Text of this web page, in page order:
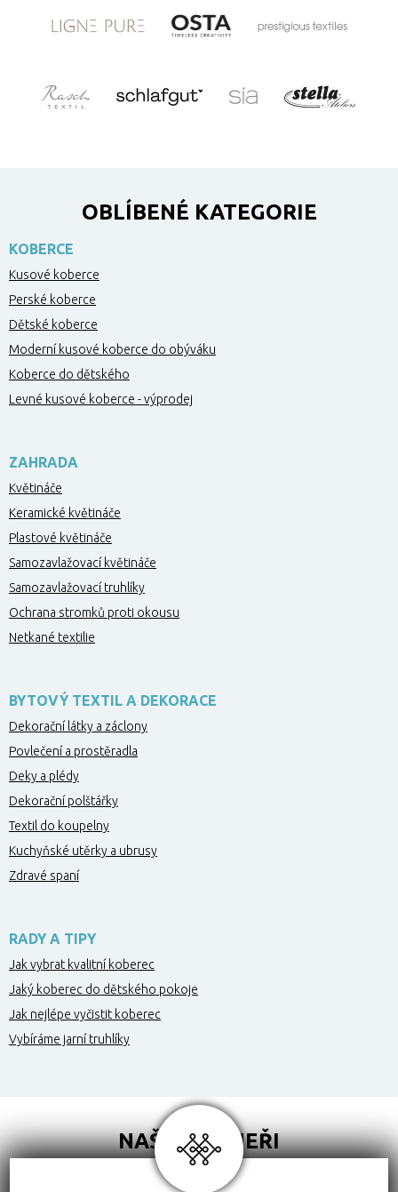
OBLÍBENÉ KATEGORIE
KOBERCE
Kusové koberce
Perské koberce
Dětské koberce
Moderní kusové koberce do obýváku
Koberce do dětského
Levné kusové koberce - výprodej
ZAHRADA
Květináče
Keramické květináče
Plastové květináče
Samozavlažovací květináče
Samozavlažovací truhlíky
Ochrana stromků proti okousu
Netkané textilie
BYTOVÝ TEXTIL A DEKORACE
Dekorační látky a záclony
Povlečení a prostěradla
Deky a plédy
Dekorační polštářky
Textil do koupelny
Kuchyňské utěrky a ubrusy
Zdravé spaní
RADY A TIPY
Jak vybrat kvalitní koberec
Jaký koberec do dětského pokoje
Jak nejlépe vyčistit koberec
Vybíráme jarní truhlíky
NAŠI PARTNEŘI